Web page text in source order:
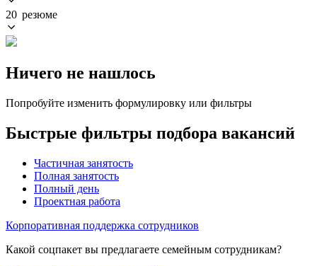
20 резюме
Ничего не нашлось
Попробуйте изменить формулировку или фильтры
Быстрые фильтры подбора вакансий
Частичная занятость
Полная занятость
Полный день
Проектная работа
Корпоративная поддержка сотрудников
Какой соцпакет вы предлагаете семейным сотрудникам?